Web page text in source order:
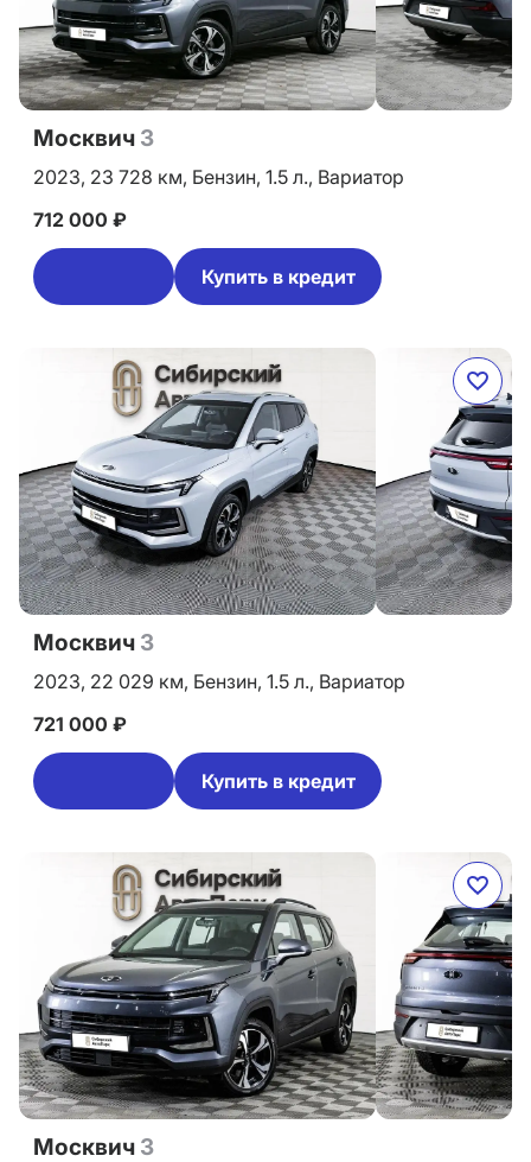
Москвич 3
2023, 23 728 км, Бензин, 1.5 л., Вариатор
712 000 ₽
Купить в кредит
Москвич 3
2023, 22 029 км, Бензин, 1.5 л., Вариатор
721 000 ₽
Купить в кредит
Москвич 3